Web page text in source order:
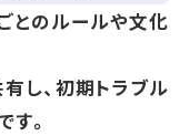
とのルールや文化
し、初期トラブル
。